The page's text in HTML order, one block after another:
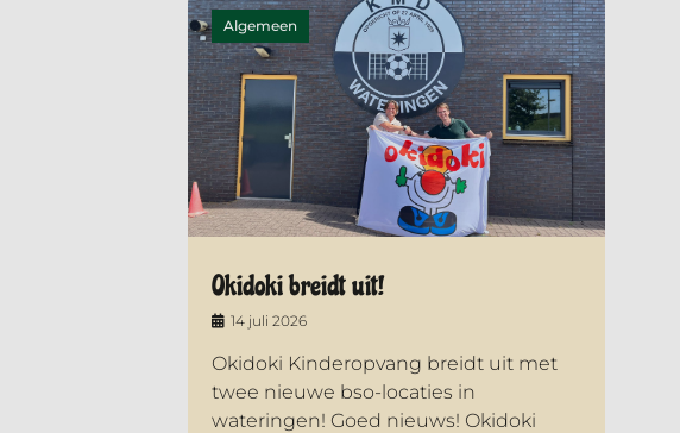
Algemeen
Okidoki breidt uit!
14 juli 2026
Okidoki Kinderopvang breidt uit met
twee nieuwe bso-locaties in
wateringen! Goed nieuws! Okidoki